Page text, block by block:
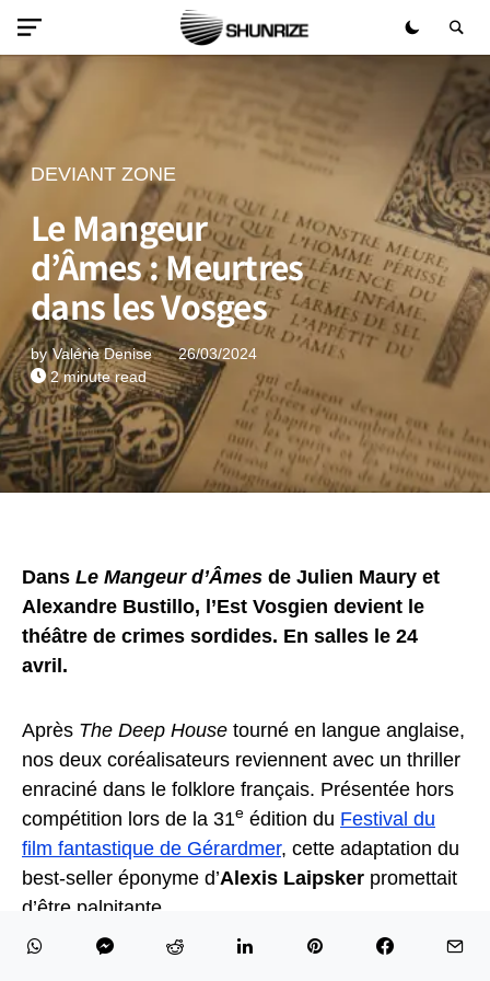
DEVIANT ZONE
Le Mangeur
d’Âmes : Meurtres
dans les Vosges
by Valérie Denise
26/03/2024
2 minute read
Dans Le Mangeur d’Âmes de Julien Maury et
Alexandre Bustillo, l’Est Vosgien devient le
théâtre de crimes sordides. En salles le 24
avril.
Après The Deep House tourné en langue anglaise,
nos deux coréalisateurs reviennent avec un thriller
enraciné dans le folklore français. Présentée hors
compétition lors de la 31e édition du Festival du
film fantastique de Gérardmer, cette adaptation du
best-seller éponyme d’Alexis Laipsker promettait
d’être palpitante.